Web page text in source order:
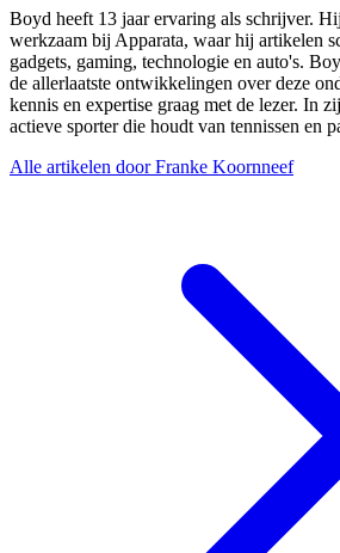
Boyd heeft 13 jaar ervaring als schrijver.
werkzaam bij Apparata, waar hij artikelen
gadgets, gaming, technologie en auto's.
de allerlaatste ontwikkelingen over deze
kennis en expertise graag met de lezer. In
actieve sporter die houdt van tennissen en
Alle artikelen door Franke Koornneef